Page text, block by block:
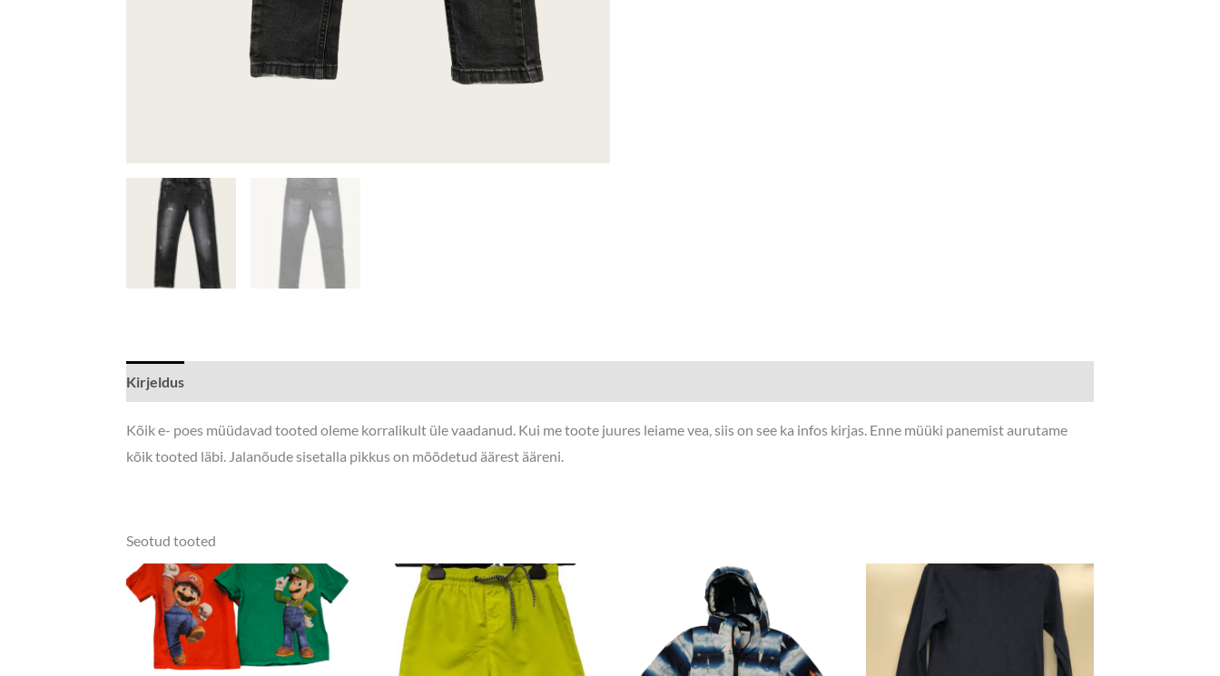
Kirjeldus
Kõik e- poes müüdavad tooted oleme korralikult üle vaadanud. Kui me toote juures leiame vea, siis on see ka infos kirjas. Enne müüki panemist aurutame
kõik tooted läbi. Jalanõude sisetalla pikkus on mõõdetud äärest ääreni.
Seotud tooted